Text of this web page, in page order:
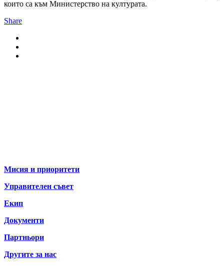
които са към Министерство на културата.
Share
Мисия и приоритети
Управителен съвет
Екип
Документи
Партньори
Другите за нас